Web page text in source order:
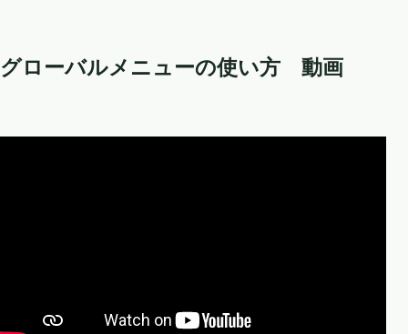
グローバルメニューの使い方 動画